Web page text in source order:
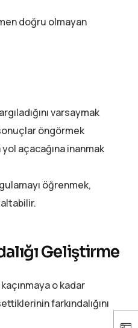
doğru olmayan
varsaymak
öngörmek
açacağına inanmak
öğrenmek,
Geliştirme
o kadar
farkındalığını